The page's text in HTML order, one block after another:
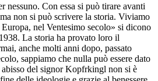
Con essa si può tirare avanti
non si può scrivere la storia. Viviamo
nel Ventesimo secolo» si dicono
La storia ha provato loro il
anche molti anni dopo, passato
sappiamo che nulla può essere dato
abisso del signor Kopfrkingl non si è